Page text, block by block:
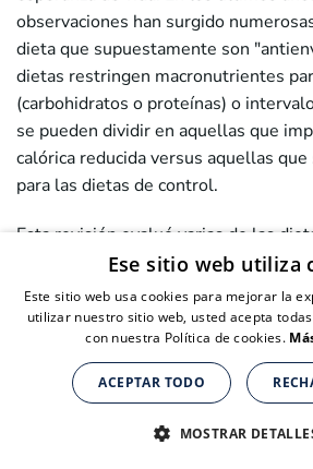
Suplementos nutricionales para
CLICK AQUÍ PARA
observaciones han surgido
dieta que supuestamente son
dietas restringen macronutrientes
(carbohidratos o proteínas) o
se pueden dividir en aquellas que
calórica reducida versus aquellas que
para las dietas de control.
Esta revisión evaluó varias de las
antienvejecimiento más populares,
ayuno intermitente, las dietas que
dietas cetogénicas, la alimentación
tiempo, la restricción de proteínas y
aminoácidos esenciales.
Aunque la RC y otras dietas son
necesitan datos adicionales de
Suplementos nutricionales para
CLICK AQUÍ PARA
Ese sitio web utiliza
Este sitio web usa cookies para mejorar la
utilizar nuestro sitio web, usted acepta
con nuestra Política de cookies.
ACEPTAR TODO
MOSTRAR